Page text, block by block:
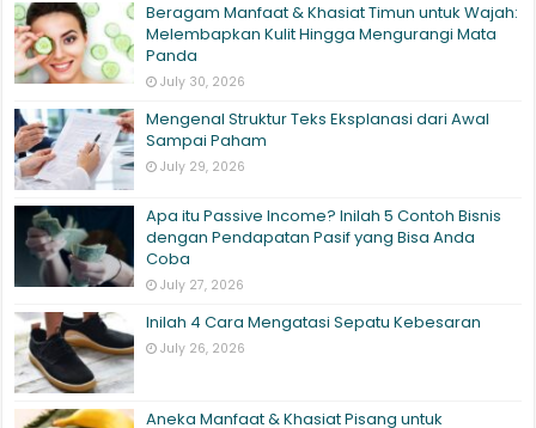
Beragam Manfaat & Khasiat Timun untuk Wajah:
Melembapkan Kulit Hingga Mengurangi Mata
Panda
July 30, 2026
Mengenal Struktur Teks Eksplanasi dari Awal
Sampai Paham
July 29, 2026
Apa itu Passive Income? Inilah 5 Contoh Bisnis
dengan Pendapatan Pasif yang Bisa Anda
Coba
July 27, 2026
Inilah 4 Cara Mengatasi Sepatu Kebesaran
July 26, 2026
Aneka Manfaat & Khasiat Pisang untuk